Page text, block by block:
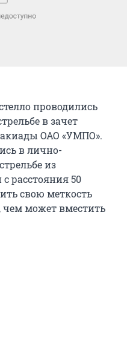
проводились
в зачет
ОАО «УМПО».
в лично-
из
расстояния 50
свою меткость
чем может вместить